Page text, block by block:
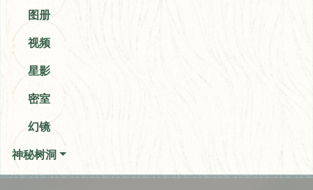
图册
视频
星影
密室
幻镜
神秘树洞